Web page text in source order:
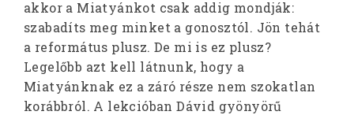
akkor a Miatyánkot csak addig mondják:
szabadíts meg minket a gonosztól. Jön tehát
a református plusz. De mi is ez plusz?
Legelőbb azt kell látnunk, hogy a
Miatyánknak ez a záró része nem szokatlan
korábbról. A lekcióban Dávid gyönyörű